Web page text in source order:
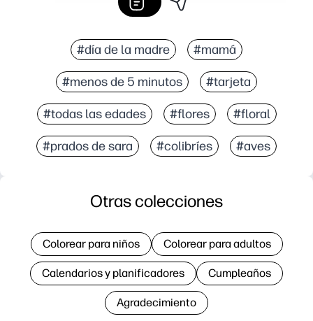
#día de la madre #mamá
#menos de 5 minutos #tarjeta
#todas las edades #flores #floral
#prados de sara #colibríes #aves
Otras colecciones
Colorear para niños Colorear para adultos
Calendarios y planificadores Cumpleaños
Agradecimiento